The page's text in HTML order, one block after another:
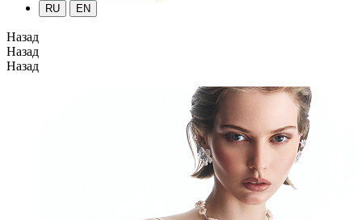
RU EN
Назад
Назад
Назад